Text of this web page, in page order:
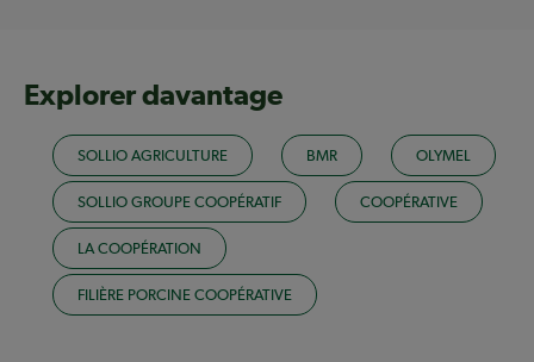
Explorer davantage
SOLLIO AGRICULTURE BMR OLYMEL
SOLLIO GROUPE COOPÉRATIF COOPÉRATIVE
LA COOPÉRATION
FILIÈRE PORCINE COOPÉRATIVE